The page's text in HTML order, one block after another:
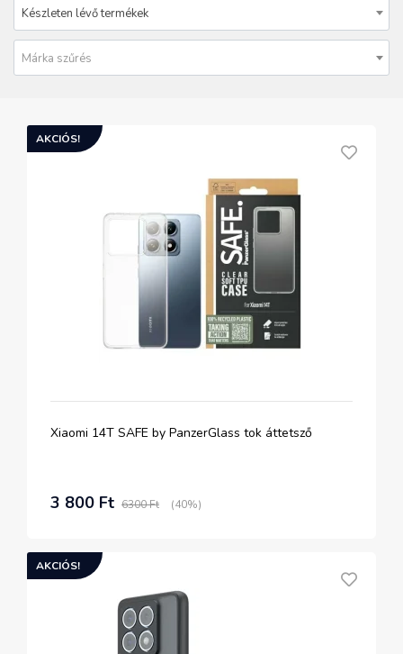
Készleten lévő termékek
Márka szűrés
AKCIÓS!
Xiaomi 14T SAFE by PanzerGlass tok áttetsző
3 800 Ft 6300 Ft (40%)
AKCIÓS!